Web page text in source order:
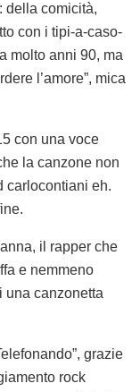
della comicità,
con i tipi-a-caso-
molto anni 90, ma
l’amore”, mica
con una voce
la canzone non
carlocontiani eh.
il rapper che
e nemmeno
una canzonetta
grazie
rock